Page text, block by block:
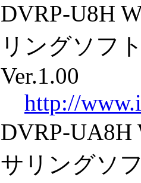
DVRP-U8H
リングソフ
Ver.1.00
http://
DVRP-UA8H
サリングソ